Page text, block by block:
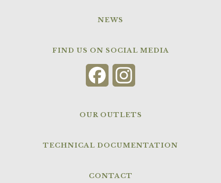
NEWS
FIND US ON SOCIAL MEDIA
Facebook
OUR OUTLETS
TECHNICAL DOCUMENTATION
CONTACT